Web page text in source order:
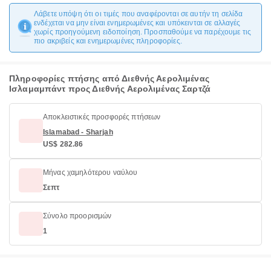
Λάβετε υπόψη ότι οι τιμές που αναφέρονται σε αυτήν τη σελίδα
ενδέχεται να μην είναι ενημερωμένες και υπόκεινται σε αλλαγές
χωρίς προηγούμενη ειδοποίηση. Προσπαθούμε να παρέχουμε τις
πιο ακριβείς και ενημερωμένες πληροφορίες.
Πληροφορίες πτήσης από Διεθνής Αερολιμένας
Ισλαμαμπάντ προς Διεθνής Αερολιμένας Σαρτζά
Αποκλειστικές προσφορές πτήσεων
Islamabad - Sharjah
US$ 282.86
Μήνας χαμηλότερου ναύλου
Σεπτ
Σύνολο προορισμών
1